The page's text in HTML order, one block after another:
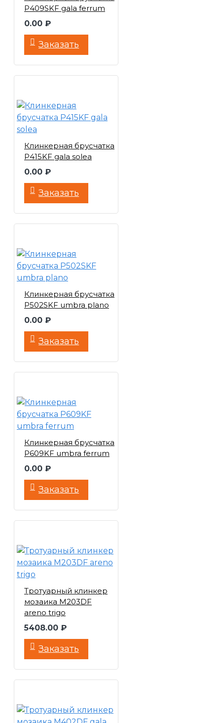
P409SKF gala ferrum
0.00 ₽
Заказать
Клинкерная брусчатка
P415KF gala solea
0.00 ₽
Заказать
Клинкерная брусчатка
P502SKF umbra plano
0.00 ₽
Заказать
Клинкерная брусчатка
P609KF umbra ferrum
0.00 ₽
Заказать
Тротуарный клинкер
мозаика M203DF
areno trigo
5408.00 ₽
Заказать